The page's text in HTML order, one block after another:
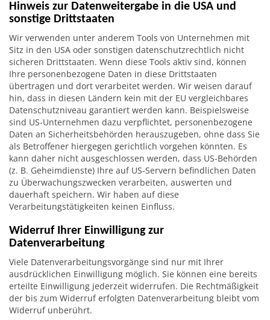
Hinweis zur Datenweitergabe in die USA und
sonstige Drittstaaten
Wir verwenden unter anderem Tools von Unternehmen mit
Sitz in den USA oder sonstigen datenschutzrechtlich nicht
sicheren Drittstaaten. Wenn diese Tools aktiv sind, können
Ihre personenbezogene Daten in diese Drittstaaten
übertragen und dort verarbeitet werden. Wir weisen darauf
hin, dass in diesen Ländern kein mit der EU vergleichbares
Datenschutzniveau garantiert werden kann. Beispielsweise
sind US-Unternehmen dazu verpflichtet, personenbezogene
Daten an Sicherheitsbehörden herauszugeben, ohne dass Sie
als Betroffener hiergegen gerichtlich vorgehen könnten. Es
kann daher nicht ausgeschlossen werden, dass US-Behörden
(z. B. Geheimdienste) Ihre auf US-Servern befindlichen Daten
zu Überwachungszwecken verarbeiten, auswerten und
dauerhaft speichern. Wir haben auf diese
Verarbeitungstätigkeiten keinen Einfluss.
Widerruf Ihrer Einwilligung zur
Datenverarbeitung
Viele Datenverarbeitungsvorgänge sind nur mit Ihrer
ausdrücklichen Einwilligung möglich. Sie können eine bereits
erteilte Einwilligung jederzeit widerrufen. Die Rechtmäßigkeit
der bis zum Widerruf erfolgten Datenverarbeitung bleibt vom
Widerruf unberührt.